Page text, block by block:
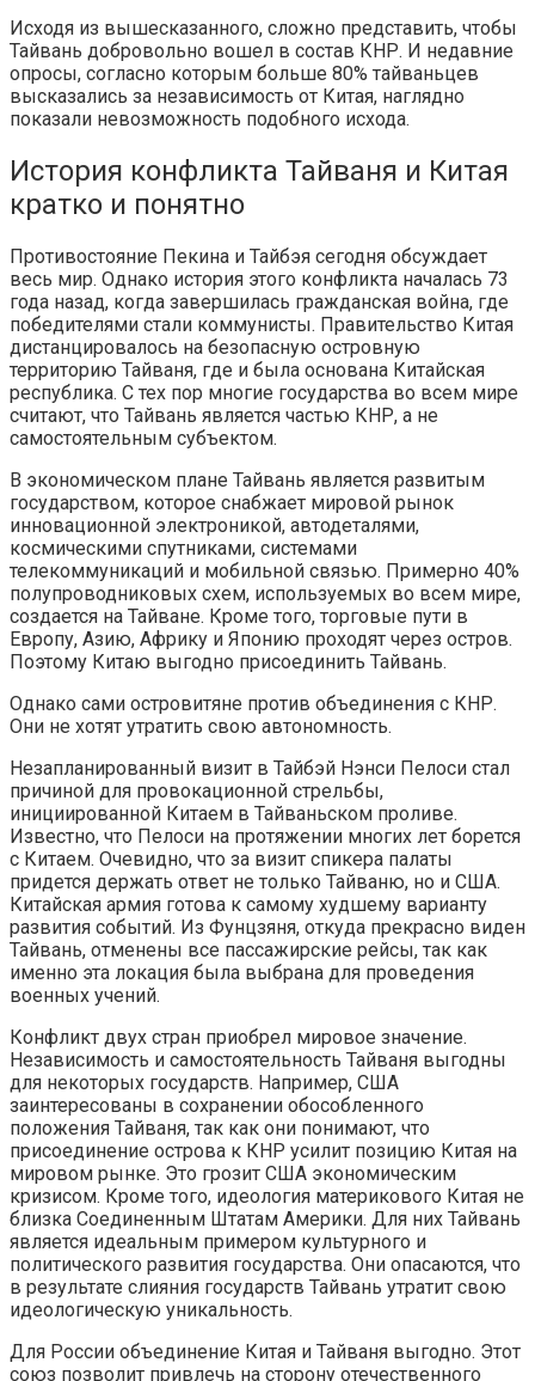
Исходя из вышесказанного, сложно представить, чтобы
Тайвань добровольно вошел в состав КНР. И недавние
опросы, согласно которым больше 80% тайваньцев
высказались за независимость от Китая, наглядно
показали невозможность подобного исхода.
История конфликта Тайваня и Китая
кратко и понятно
Противостояние Пекина и Тайбэя сегодня обсуждает
весь мир. Однако история этого конфликта началась 73
года назад, когда завершилась гражданская война, где
победителями стали коммунисты. Правительство Китая
дистанцировалось на безопасную островную
территорию Тайваня, где и была основана Китайская
республика. С тех пор многие государства во всем мире
считают, что Тайвань является частью КНР, а не
самостоятельным субъектом.
В экономическом плане Тайвань является развитым
государством, которое снабжает мировой рынок
инновационной электроникой, автодеталями,
космическими спутниками, системами
телекоммуникаций и мобильной связью. Примерно 40%
полупроводниковых схем, используемых во всем мире,
создается на Тайване. Кроме того, торговые пути в
Европу, Азию, Африку и Японию проходят через остров.
Поэтому Китаю выгодно присоединить Тайвань.
Однако сами островитяне против объединения с КНР.
Они не хотят утратить свою автономность.
Незапланированный визит в Тайбэй Нэнси Пелоси стал
причиной для провокационной стрельбы,
инициированной Китаем в Тайваньском проливе.
Известно, что Пелоси на протяжении многих лет борется
с Китаем. Очевидно, что за визит спикера палаты
придется держать ответ не только Тайваню, но и США.
Китайская армия готова к самому худшему варианту
развития событий. Из Фунцзяня, откуда прекрасно виден
Тайвань, отменены все пассажирские рейсы, так как
именно эта локация была выбрана для проведения
военных учений.
Конфликт двух стран приобрел мировое значение.
Независимость и самостоятельность Тайваня выгодны
для некоторых государств. Например, США
заинтересованы в сохранении обособленного
положения Тайваня, так как они понимают, что
присоединение острова к КНР усилит позицию Китая на
мировом рынке. Это грозит США экономическим
кризисом. Кроме того, идеология материкового Китая не
близка Соединенным Штатам Америки. Для них Тайвань
является идеальным примером культурного и
политического развития государства. Они опасаются, что
в результате слияния государств Тайвань утратит свою
идеологическую уникальность.
Для России объединение Китая и Тайваня выгодно. Этот
союз позволит привлечь на сторону отечественного